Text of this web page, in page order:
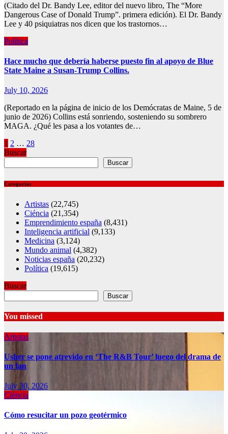
(Citado del Dr. Bandy Lee, editor del nuevo libro, The “More
Dangerous Case of Donald Trump”. primera edición). El Dr. Bandy
Lee y 40 psiquiatras nos dicen que los trastornos…
Política
Hace mucho que debería haberse puesto fin al apoyo de Blue
State Maine a Susan-Trump Collins.
July 10, 2026
(Reportado en la página de inicio de los Demócratas de Maine, 5 de
junio de 2026) Collins está sonriendo, sosteniendo su sombrero
MAGA. ¿Qué les pasa a los votantes de…
Posts
pagination
1 2 … 28
Buscar
Buscar
Categorías
Artistas (22,745)
Ciéncia (21,354)
Emprendimiento españa (8,431)
Inteligencia artificial (9,133)
Medicina (3,124)
Mundo animal (4,382)
Noticias españa (20,232)
Política (19,615)
Buscar
Buscar
You missed
Artistas
Usher se pone atrevido en ‘The R&B Tour’ luego del drama de
un fan
July 30, 2026
Ciéncia
Cómo resucitar un pozo geotérmico